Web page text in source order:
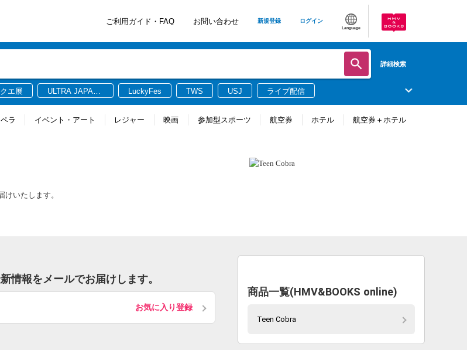
ご利用ガイド・FAQ お問い合わせ 新規登録 ログイン
Language
詳細検索
エ展
ULTRA JAPAN
LuckyFes TWS USJ ライブ配信
ラ イベント・アート レジャー 映画 参加型スポーツ 航空券 ホテル 航空券＋ホテル
いたします。
情報をメールでお届けします。
お気に入り登録
商品一覧(HMV&BOOKS online)
Teen Cobra